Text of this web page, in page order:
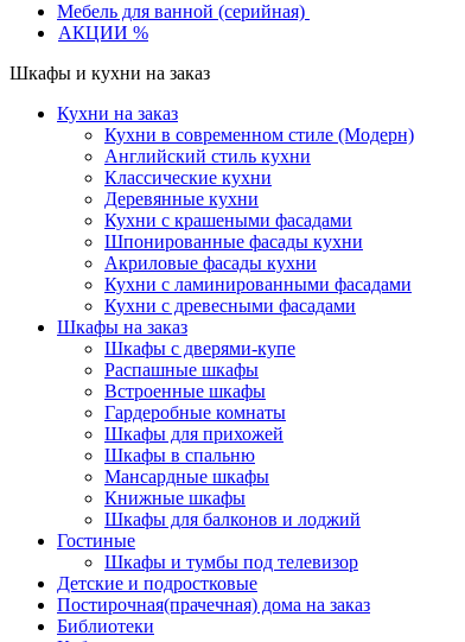
Мебель для ванной (серийная)
АКЦИИ %
Шкафы и кухни на заказ
Кухни на заказ
Кухни в современном стиле (Модерн)
Английский стиль кухни
Классические кухни
Деревянные кухни
Кухни с крашеными фасадами
Шпонированные фасады кухни
Акриловые фасады кухни
Кухни с ламинированными фасадами
Кухни с древесными фасадами
Шкафы на заказ
Шкафы с дверями-купе
Распашные шкафы
Встроенные шкафы
Гардеробные комнаты
Шкафы для прихожей
Шкафы в спальню
Мансардные шкафы
Книжные шкафы
Шкафы для балконов и лоджий
Гостиные
Шкафы и тумбы под телевизор
Детские и подростковые
Постирочная(прачечная) дома на заказ
Библиотеки